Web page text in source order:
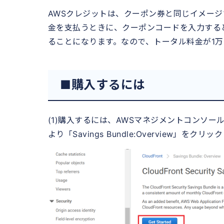
AWSクレジットは、クーポン券と同じイメー
金を支払うときに、クーポンコードを入力す
ることになります。なので、トータル料金が1
■購入するには
(1)購入するには、AWSマネジメントコンソー
より「Savings Bundle:Overview」をクリッ